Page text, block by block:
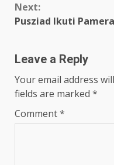
Next:
Pusziad Ikuti
Leave a Reply
Your email address
fields are marked *
Comment*